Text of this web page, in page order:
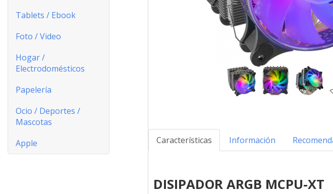
Tablets / Ebook
Foto / Video
Hogar /
Electrodomésticos
Papelería
Ocio / Deportes /
Mascotas
Apple
Características Información
DISIPADOR ARGB MCPU-XT